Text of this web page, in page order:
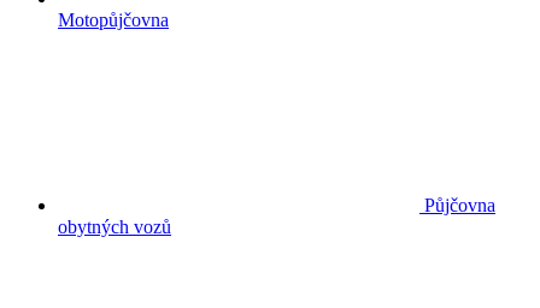
Motopůjčovna
Půjčovna
obytných vozů